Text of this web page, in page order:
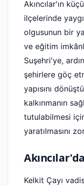
Akıncılar'ın
ilçelerinde
olgusunun bir
ve eğitim
Suşehri'ye,
şehirlere göç
yapısını
kalkınmanın
tutulabilmesi
yaratılmasını
Kelkit Çayı